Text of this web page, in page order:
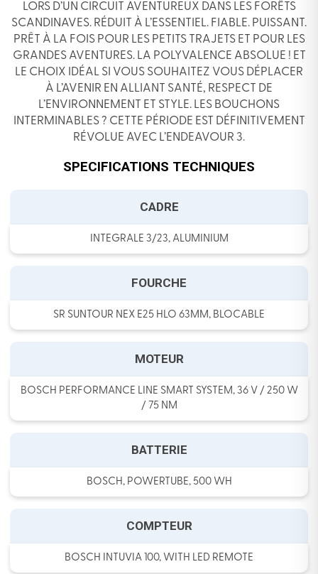
LORS D’UN CIRCUIT AVENTUREUX DANS LES FORÊTS
SCANDINAVES. RÉDUIT À L’ESSENTIEL. FIABLE. PUISSANT.
PRÊT À LA FOIS POUR LES PETITS TRAJETS ET POUR LES
GRANDES AVENTURES. LA POLYVALENCE ABSOLUE ! ET
LE CHOIX IDÉAL SI VOUS SOUHAITEZ VOUS DÉPLACER
À L’AVENIR EN ALLIANT SANTÉ, RESPECT DE
L’ENVIRONNEMENT ET STYLE. LES BOUCHONS
INTERMINABLES ? CETTE PÉRIODE EST DÉFINITIVEMENT
RÉVOLUE AVEC L’ENDEAVOUR 3.
SPECIFICATIONS TECHNIQUES
CADRE
INTEGRALE 3/23, ALUMINIUM
FOURCHE
SR SUNTOUR NEX E25 HLO 63MM, BLOCABLE
MOTEUR
BOSCH PERFORMANCE LINE SMART SYSTEM, 36 V / 250 W
/ 75 NM
BATTERIE
BOSCH, POWERTUBE, 500 WH
COMPTEUR
BOSCH INTUVIA 100, WITH LED REMOTE